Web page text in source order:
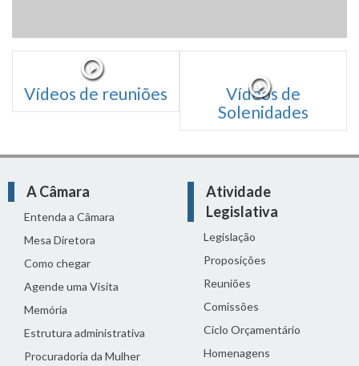
Vídeos de reuniões
Vídeos de
Solenidades
A Câmara
Entenda a Câmara
Mesa Diretora
Como chegar
Agende uma Visita
Memória
Estrutura administrativa
Procuradoria da Mulher
Atividade
Legislativa
Legislação
Proposições
Reuniões
Comissões
Ciclo Orçamentário
Homenagens